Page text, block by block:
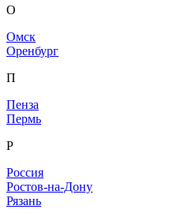
О
Омск
Оренбург
П
Пенза
Пермь
Р
Россия
Ростов-на-Дону
Рязань